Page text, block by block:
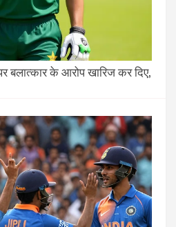
के आरोप खारिज कर दिए,